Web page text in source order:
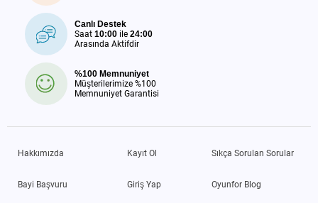
Canlı Destek
Saat 10:00 ile 24:00
Arasında Aktifdir
%100 Memnuniyet
Müşterilerimize %100
Memnuniyet Garantisi
Hakkımızda
Bayi Başvuru
Kayıt Ol
Giriş Yap
Sıkça Sorulan Sorular
Oyunfor Blog